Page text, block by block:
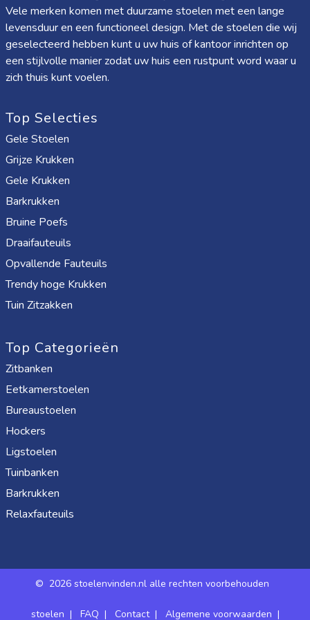
schoolprestaties. Kinderen zullen dol zijn op de vrolijke kleur
en het comfortabele zitgemak, terwijl ouders gerust zijn dat
hun kind in een gezonde houding zit. Met de Kinderbureaustoel
Ergonomisch – Gele Draaistoel Met Netbekleding kies je voor
met je kind. Deze stoel combineert functionaliteit en design,
en maakt van elke leer- of speelsessie een plezierige
ervaring. Investeer vandaag nog in een gezonde zithouding en
geef je kind het comfort dat het verdient!
Vele merken komen met duurzame stoelen met een lange
levensduur en een functioneel design. Met de stoelen die wij
geselecteerd hebben kunt u uw huis of kantoor inrichten op
een stijlvolle manier zodat uw huis een rustpunt word waar u
zich thuis kunt voelen.
Top Selecties
Gele Stoelen
Grijze Krukken
Gele Krukken
Barkrukken
Bruine Poefs
Draaifauteuils
Opvallende Fauteuils
Trendy hoge Krukken
Tuin Zitzakken
Top Categorieën
Zitbanken
Eetkamerstoelen
Bureaustoelen
Hockers
Ligstoelen
Tuinbanken
Barkrukken
Relaxfauteuils
© 2026 stoelenvinden.nl alle rechten voorbehouden
stoelen | FAQ | Contact| Algemene voorwaarden |